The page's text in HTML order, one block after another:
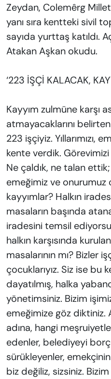
Zeydan, Colemêrg
yanı sıra kentteki sivil
sayıda yurttaş katıldı.
Atakan Aşkan okudu.
‘223 İŞÇİ KALACAK,
Kayyım zulmüne karşı
atmayacaklarını
223 işçiyiz. Yıllarımızı,
kente verdik. Görevimizi
Ne çaldık, ne talan
emeğimiz ve onurumuz
kayyımlar? Halkın
masaların başında
iradesini temsil
halkın karşısında
masalarının mı? Bizler
çocuklarıyız. Siz ise bu
dayatılmış, halka
yönetimsiniz. Bizim
emeğimize göz diktiniz.
adına, hangi
edenler, belediyeyi
sürükleyenler,
biz değiliz, sizsiniz. Bizim